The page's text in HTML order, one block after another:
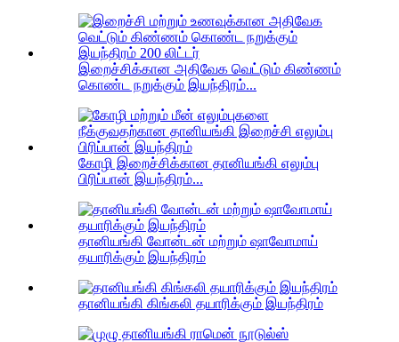
இறைச்சிக்கான அதிவேக வெட்டும் கிண்ணம்
கொண்ட நறுக்கும் இயந்திரம்...
கோழி இறைச்சிக்கான தானியங்கி எலும்பு
பிரிப்பான் இயந்திரம்...
தானியங்கி வோன்டன் மற்றும் ஷாவோமாய்
தயாரிக்கும் இயந்திரம்
தானியங்கி கிங்கலி தயாரிக்கும் இயந்திரம்